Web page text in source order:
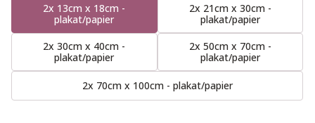
2x 13cm x 18cm -
plakat/papier
2x 21cm x 30cm -
plakat/papier
2x 30cm x 40cm -
plakat/papier
2x 50cm x 70cm -
plakat/papier
2x 70cm x 100cm - plakat/papier